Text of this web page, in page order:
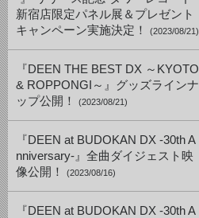
新宿店限定パネル展＆プレゼント
キャンペーン実施決定！
(2023/08/21)
『DEEN THE BEST DX ～KYOTO
& ROPPONGI～』グッズラインナ
ップ公開！
(2023/08/21)
『DEEN at BUDOKAN DX -30th A
nniversary-』全曲ダイジェスト映
像公開！
(2023/08/16)
『DEEN at BUDOKAN DX -30th A